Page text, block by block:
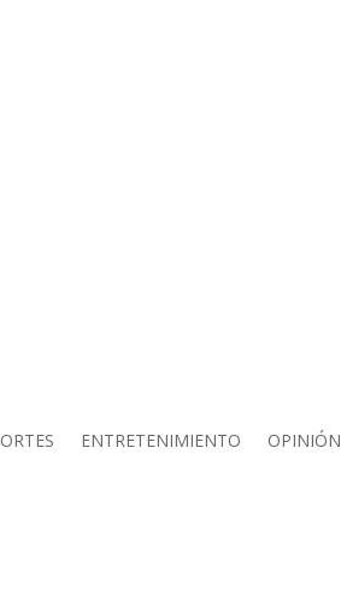
ENTRETENIMIENTO OPINIÓN